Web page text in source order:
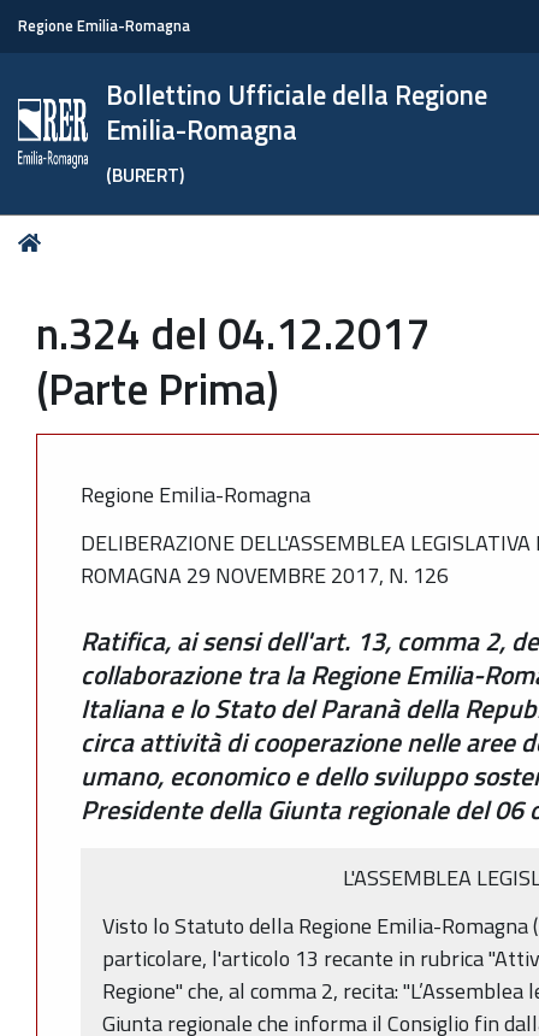
Regione Emilia-Romagna
Bollettino Ufficiale della Regione
Emilia-Romagna
(BURERT)
Tu
n.324 del 04.12.2017
(Parte Prima)
Regione Emilia-Romagna
DELIBERAZIONE DELL'ASSEMBLEA
ROMAGNA 29 NOVEMBRE 2017, N. 126
Ratifica, ai sensi dell'art. 13, comma 2,
collaborazione tra la Regione Emilia-
Italiana e lo Stato del Paranà della
circa attività di cooperazione nelle aree
umano, economico e dello sviluppo
Presidente della Giunta regionale del 06
L'ASSEMBLEA
Visto lo Statuto della Regione Emilia-Romagna
particolare, l'articolo 13 recante in rubrica
Regione" che, al comma 2, recita:
Giunta regionale che informa il Consiglio fin